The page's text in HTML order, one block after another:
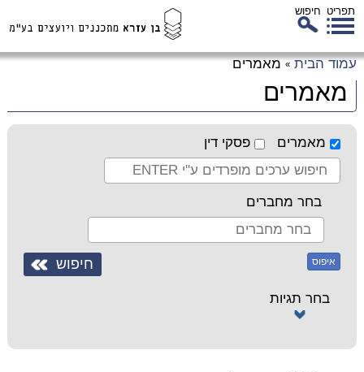
תפריט חיפוש
עמוד הבית » מאמרים
מאמרים
מאמרים פסקי דין
בחר מחברים
איפוס
בחר תגיות